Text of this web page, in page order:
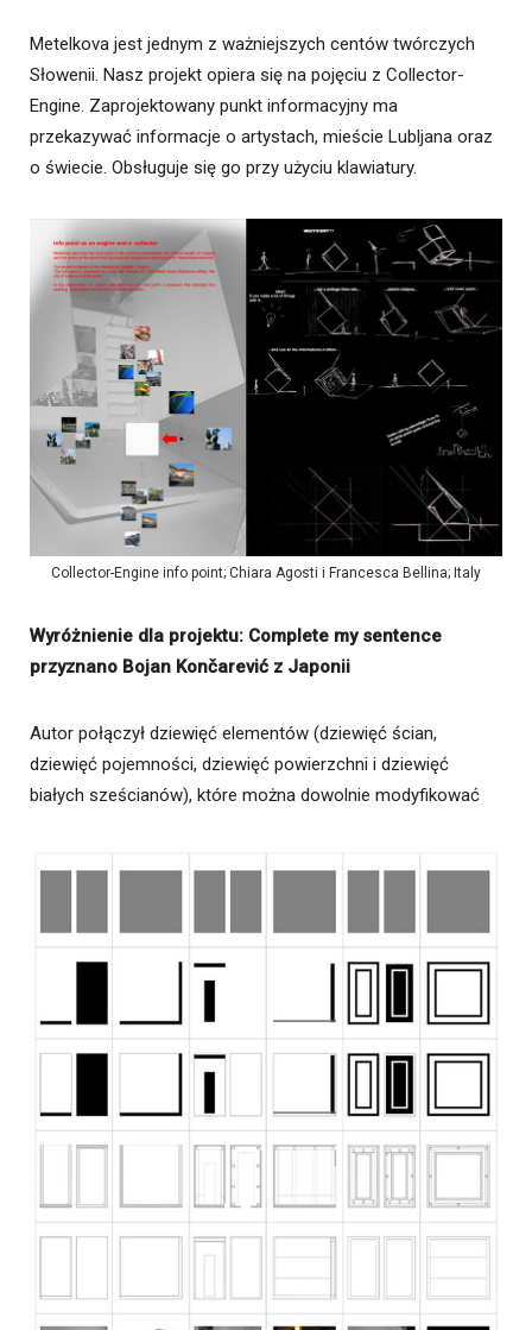
Metelkova jest jednym z ważniejszych centów twórczych
Słowenii. Nasz projekt opiera się na pojęciu z Collector-
Engine. Zaprojektowany punkt informacyjny ma
przekazywać informacje o artystach, mieście Lubljana oraz
o świecie. Obsługuje się go przy użyciu klawiatury.
Collector-Engine info point; Chiara Agosti i Francesca Bellina; Italy
Wyróżnienie dla projektu: Complete my sentence
przyznano Bojan Končarević z Japonii
Autor połączył dziewięć elementów (dziewięć ścian,
dziewięć pojemności, dziewięć powierzchni i dziewięć
białych sześcianów), które można dowolnie modyfikować